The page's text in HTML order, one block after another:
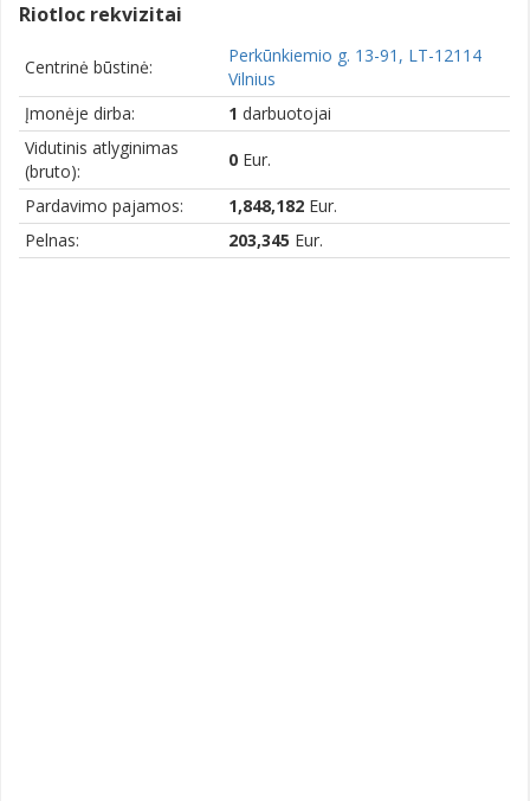
Riotloc rekvizitai
Centrinė būstinė:
Perkūnkiemio g. 13-91, LT-12114
Vilnius
Įmonėje dirba:
1 darbuotojai
Vidutinis atlyginimas
(bruto):
0 Eur.
Pardavimo pajamos: 1,848,182 Eur.
Pelnas:
203,345 Eur.